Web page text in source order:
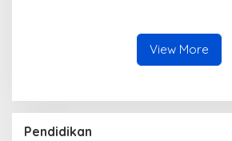
Keramaian dan Rumah
Lomba
XXI/
View More
Pendidikan